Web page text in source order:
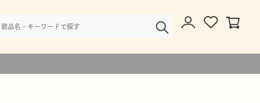
大口注文のご相談